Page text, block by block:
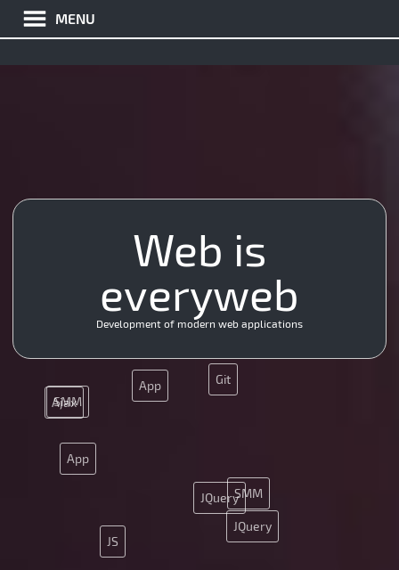
MENU
HTML5
JS
JQuery
SEO
SMM
Ajax
App
PHP
JS
JQuery
Nginx
SMM
CMS
CSS
Git
App
Web is
everyweb
Development of modern web applications